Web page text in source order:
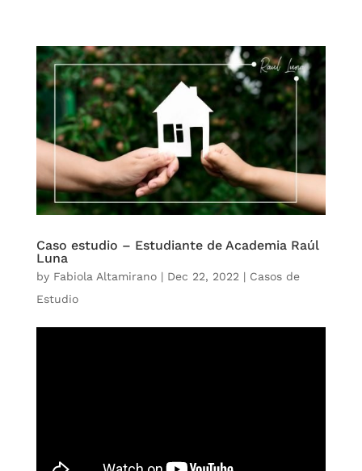
Caso estudio – Estudiante de Academia Raúl
Luna
by Fabiola Altamirano| Dec 22, 2022 | Casos de
Estudio